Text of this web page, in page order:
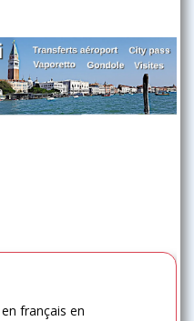
français en